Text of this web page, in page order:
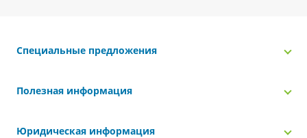
Специальные предложения
Полезная информация
Юридическая информация